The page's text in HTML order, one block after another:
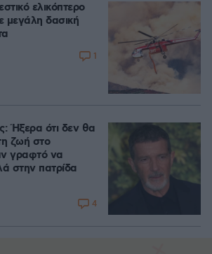
ελικόπτερο
μεγάλη δασική
1
Ήξερα ότι δεν θα
ζωή στο
γραφτό να
στην πατρίδα
4